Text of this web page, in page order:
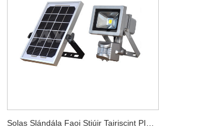
Solas Slándála Faoi Stiúir Tairiscint PIR Gréine 10W